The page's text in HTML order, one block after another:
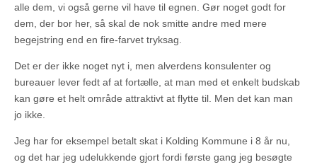
alle dem, vi også gerne vil have til egnen. Gør noget godt for
dem, der bor her, så skal de nok smitte andre med mere
begejstring end en fire-farvet tryksag.
Det er der ikke noget nyt i, men alverdens konsulenter og
bureauer lever fedt af at fortælle, at man med et enkelt budskab
kan gøre et helt område attraktivt at flytte til. Men det kan man
jo ikke.
Jeg har for eksempel betalt skat i Kolding Kommune i 8 år nu,
og det har jeg udelukkende gjort fordi første gang jeg besøgte